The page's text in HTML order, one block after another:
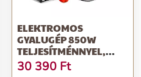
ELEKTROMOS
GYALUGÉP 850W
TELJESÍTMÉNNYEL,
59G678 GRAFIT
30 390 Ft